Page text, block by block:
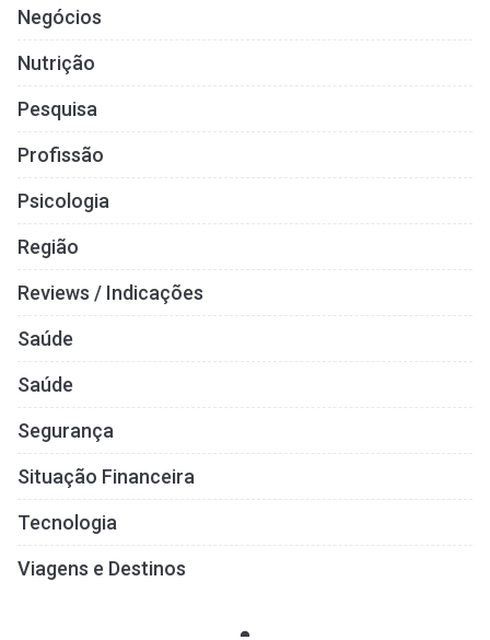
Negócios
Nutrição
Pesquisa
Profissão
Psicologia
Região
Reviews / Indicações
Saúde
Saúde
Segurança
Situação Financeira
Tecnologia
Viagens e Destinos